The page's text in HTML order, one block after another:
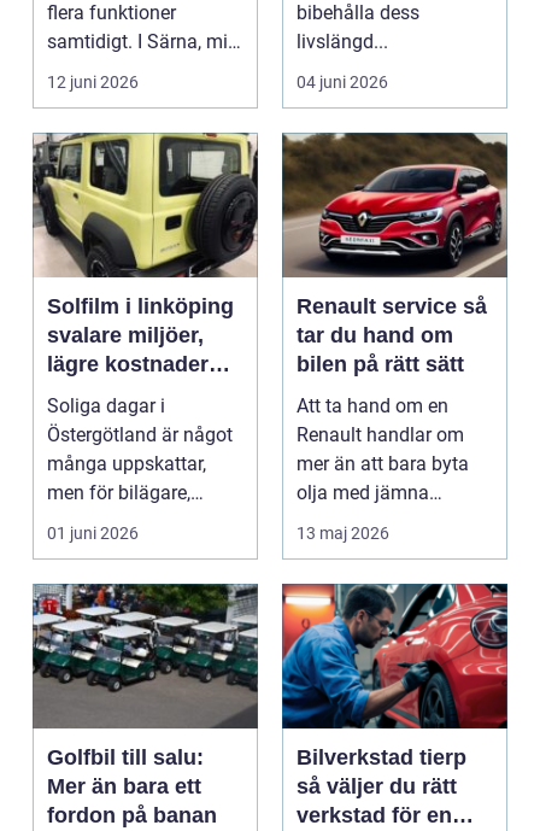
flera funktioner
samtidigt. I Särna, mitt
i norra Dalarna,...
12 juni 2026
bibehålla dess
livslängd...
04 juni 2026
Solfilm i linköping
svalare miljöer,
lägre kostnader
och bättre komfort
Soliga dagar i
Östergötland är något
många uppskattar,
men för bilägare,
båtägare och
fastighetsförv...
01 juni 2026
Renault service så
tar du hand om
bilen på rätt sätt
Att ta hand om en
Renault handlar om
mer än att bara byta
olja med jämna
mellanrum. För många
biläga...
13 maj 2026
Golfbil till salu:
Mer än bara ett
fordon på banan
Bilverkstad tierp
så väljer du rätt
verkstad för en